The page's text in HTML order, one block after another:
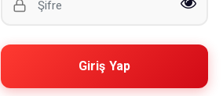
Giriş Yap